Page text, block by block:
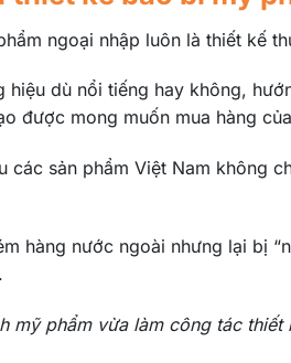
ngoại nhập luôn là thiết kế
dù nổi tiếng hay không,
được mong muốn mua hàng
sản phẩm Việt Nam không
hàng nước ngoài nhưng lại bị
mỹ phẩm vừa làm công tác